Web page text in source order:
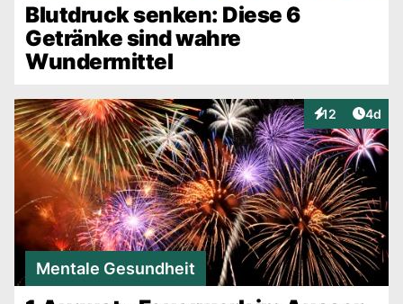
Blutdruck senken: Diese 6
Getränke sind wahre
Wundermittel
12
Interaktionen
4d
Mentale Gesundheit